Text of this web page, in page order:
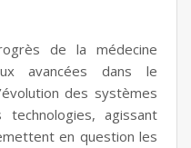
de la médecine
avancées dans le
des systèmes
agissant
en question les